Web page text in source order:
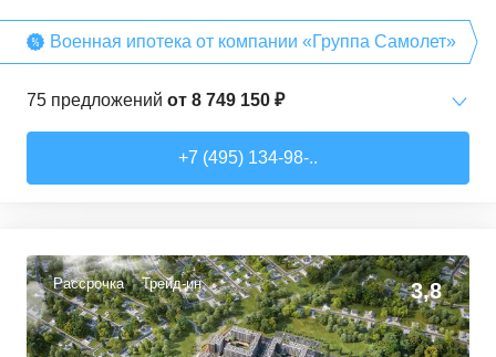
Военная ипотека от компании «Группа Самолет»
75 предложений от 8 749 150 ₽
32,74–49,35м² 40 предложений
2-комн. кв. от13 372 380 ₽
53,05–62,7м² 10 предложений
+7 (495) 134-98-..
Рассрочка Трейд-ин 3,8